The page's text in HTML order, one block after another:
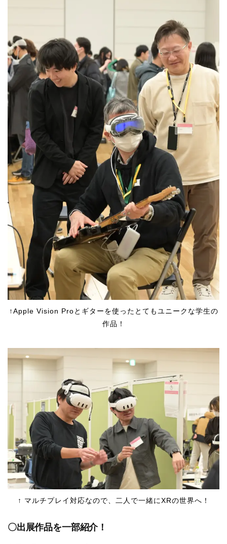
↑Apple Vision Proとギターを使ったとてもユニークな学生の
作品！
↑ マルチプレイ対応なので、二人で一緒にXRの世界へ！
〇出展作品を一部紹介！